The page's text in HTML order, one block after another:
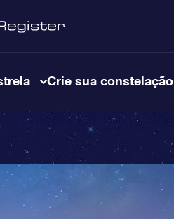
Crie sua constelação